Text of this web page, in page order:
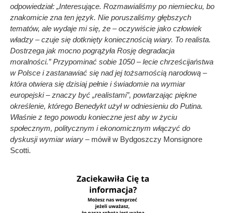
odpowiedział: „Interesujące. Rozmawialiśmy po niemiecku, bo
znakomicie zna ten język. Nie poruszaliśmy głębszych
tematów, ale wydaje mi się, że – oczywiście jako człowiek
władzy –czuje się dotknięty koniecznością wiary. To realista.
Dostrzega jak mocno pogrążyła Rosję degradacja
moralności.” Przypominać sobie 1050 – lecie chrześcijaństwa
w Polsce i zastanawiać się nad jej tożsamością narodową –
która otwiera się dzisiaj pełnie i świadomie na wymiar
europejski – znaczy być „realistami”, powtarzając piękne
określenie, którego Benedykt użył w odniesieniu do Putina.
Właśnie z tego powodu konieczne jest aby w życiu
społecznym, politycznym i ekonomicznym włączyć do
dyskusji wymiar wiary – mówił w Bydgoszczy Monsignore
Scotti.